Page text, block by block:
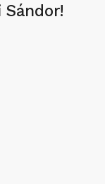
Sándor!